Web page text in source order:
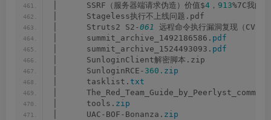
│      SSRF（服务器端请求伪造）价值$4 ， 913%7C我的
│      Stageless执行不上线问题.pdf
│      Struts2 S2-061 远程命令执行漏洞复现（CVE-
│      summit_archive_1492186586. pdf
│      summit_archive_1524493093. pdf
│      SunloginClient解密脚本.zip
│      SunloginRCE- 360. zip
│      tasklist. txt
│
│      tools. zip
│      UAC-BOF-Bonanza. zip